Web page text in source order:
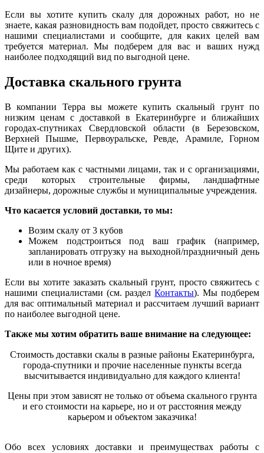
Если вы хотите купить скалу для дорожных работ, но не
знаете, какая разновидность вам подойдет, просто свяжитесь с
нашими специалистами и сообщите, для каких целей вам
требуется материал. Мы подберем для вас и ваших нужд
наиболее подходящий вид по выгодной цене.
Доставка скального грунта
В компании Терра вы можете купить скальный грунт по
низким ценам с доставкой в Екатеринбурге и ближайших
городах-спутниках Свердловской области (в Березовском,
Верхней Пышме, Первоуральске, Ревде, Арамиле, Горном
Щите и других).
Мы работаем как с частными лицами, так и с организациями,
среди которых строительные фирмы, ландшафтные
дизайнеры, дорожные службы и муниципальные учреждения.
Что касается условий доставки, то мы:
Возим скалу от 3 кубов
Можем подстроиться под ваш график (например,
запланировать отгрузку на выходной/праздничный день
или в ночное время)
Если вы хотите заказать скальный грунт, просто свяжитесь с
нашими специалистами (см. разделКонтакты). Мы подберем
для вас оптимальный материал и рассчитаем лучший вариант
по наиболее выгодной цене.
Также мы хотим обратить ваше внимание на следующее:
Стоимость доставки скалы в разные районыЕкатеринбурга,
города-спутники и прочие населенные пункты всегда
высчитывается индивидуально для каждого клиента!
Цены при этом зависят не только от объема скального грунта
и его стоимости на карьере, но и от расстояния между
карьером и объектом заказчика!
Обо всех условиях доставки и преимуществах работы с